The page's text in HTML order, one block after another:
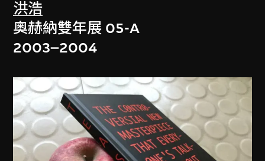
洪浩
奧赫納雙年展 05-A
2003–2004